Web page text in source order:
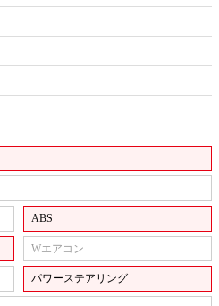
ABS
Wエアコン
パワーステアリング